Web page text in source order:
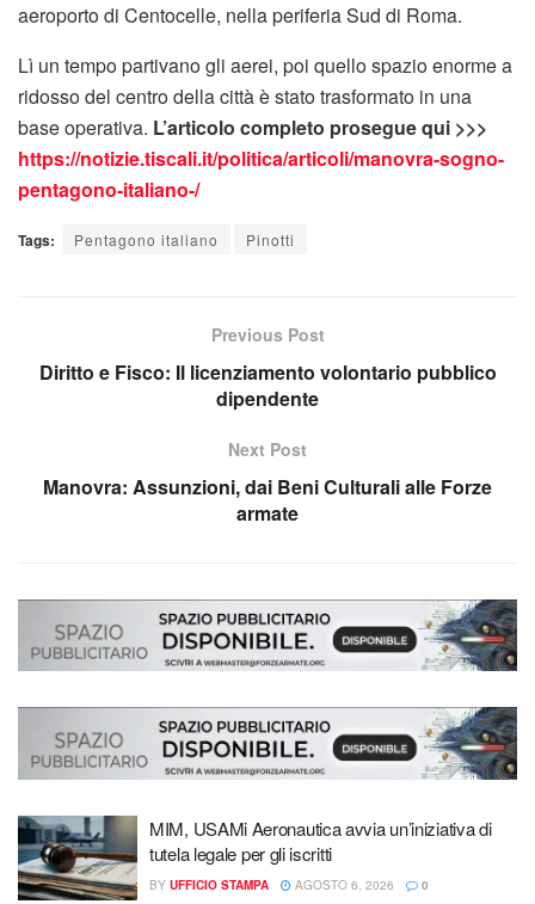
aeroporto di Centocelle, nella periferia Sud di Roma.
Lì un tempo partivano gli aerei, poi quello spazio enorme a
ridosso del centro della città è stato trasformato in una
base operativa. L’articolo completo prosegue qui >>>
https://notizie.tiscali.it/politica/articoli/manovra-sogno-
pentagono-italiano-/
Tags: Pentagono italiano Pinotti
Previous Post
Diritto e Fisco: Il licenziamento volontario pubblico
dipendente
Next Post
Manovra: Assunzioni, dai Beni Culturali alle Forze
armate
MIM, USAMi Aeronautica avvia un’iniziativa di
tutela legale per gli iscritti
BY UFFICIO STAMPA AGOSTO 6, 2026 0